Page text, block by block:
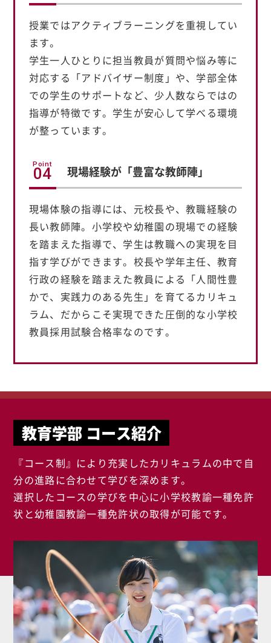
授業ではアクティブラーニングを重視してい
ます。
学生一人ひとりに担当教員が質問や悩み等に
対応する「アドバイザー制度」や、学部全体
での学生のサポートなど、少人数ならではの
指導が特徴です。学生が安心して学べる環境
が整っています。
Point
04 現場経験が「豊富な教師陣」
現場体験の指導には、元校長や、教職経験の
長い教師陣。小学校や幼稚園の現場での経験
を踏まえた指導で、学生は教職への実現を目
指す学びができます。校長や学年主任、教育
行政の経験を踏まえた教員による「人間性豊
かで、実践力のある先生」を育てるカリキュ
ラム、だからこそ実現できた圧倒的な小学校
教員採用試験合格率なのです。
教育学部 コース紹介
『コース制』により充実したカリキュラムの中で自
分の進路に合わせて学びを深めます。
選択したコースの学びを中心に小学校教諭一種免許
状と幼稚園教諭一種免許状の取得が可能です。